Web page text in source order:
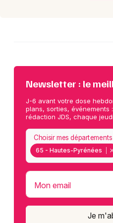
Newsletter : le
J-6 avant votre dose
plans, sorties, événements
rédaction JDS, chaque
65 - Hautes-Pyrénées
Choisir mes départements
Mon email
Je